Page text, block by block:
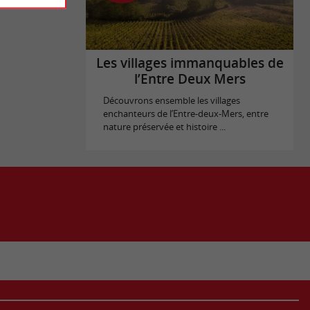
Les villages immanquables de
l’Entre Deux Mers
Découvrons ensemble les villages
enchanteurs de l’Entre-deux-Mers, entre
nature préservée et histoire ...